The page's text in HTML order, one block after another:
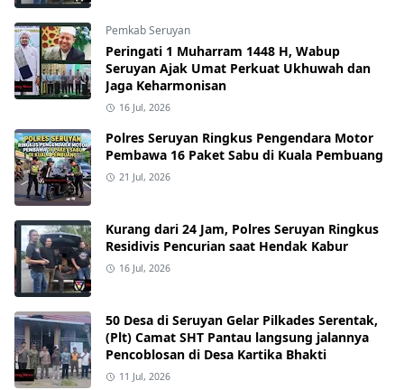
Pemkab Seruyan
Peringati 1 Muharram 1448 H, Wabup
Seruyan Ajak Umat Perkuat Ukhuwah dan
Jaga Keharmonisan
16 Jul, 2026
Polres Seruyan Ringkus Pengendara Motor
Pembawa 16 Paket Sabu di Kuala Pembuang
21 Jul, 2026
Kurang dari 24 Jam, Polres Seruyan Ringkus
Residivis Pencurian saat Hendak Kabur
16 Jul, 2026
50 Desa di Seruyan Gelar Pilkades Serentak,
(Plt) Camat SHT Pantau langsung jalannya
Pencoblosan di Desa Kartika Bhakti
11 Jul, 2026